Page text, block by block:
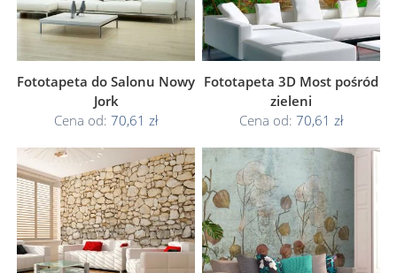
Fototapeta do Salonu Nowy
Jork
Cena od: 70,61 zł
Fototapeta 3D Most pośród
zieleni
Cena od: 70,61 zł